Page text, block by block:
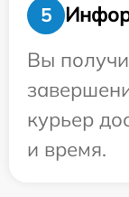
5
Вы
курьер
и время.